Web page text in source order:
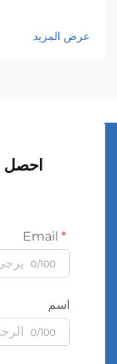
عرض المزيد
0/100
اسم
0/100